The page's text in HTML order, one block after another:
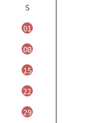
S
01
08
15
22
29